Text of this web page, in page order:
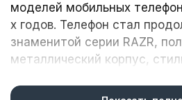
моделей мобильных
х годов. Телефон стал
знаменитой серии RAZR,
металлический корпус,